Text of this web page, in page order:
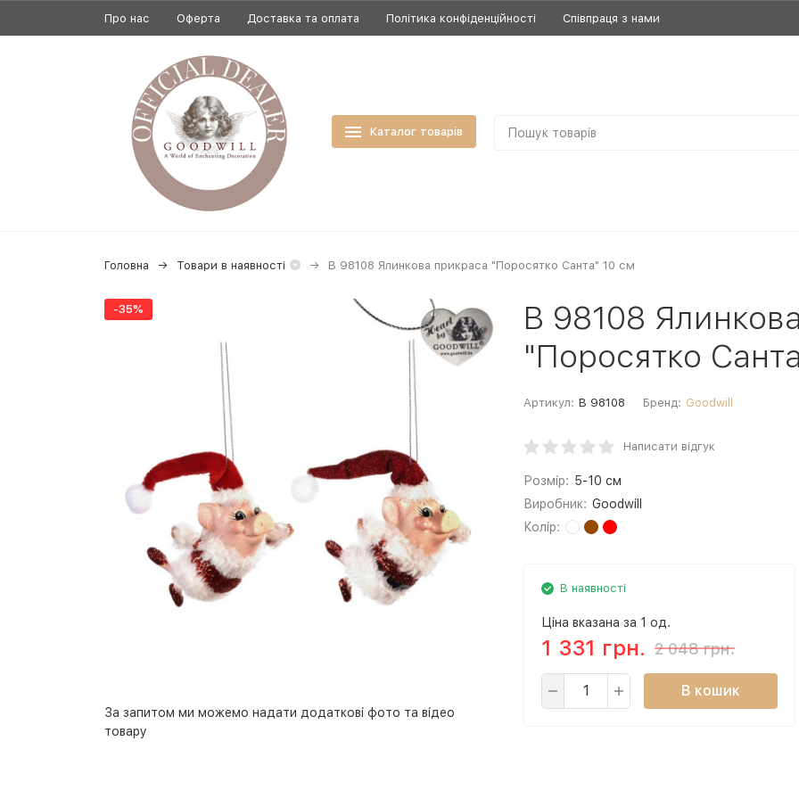
Про нас Оферта Доставка та оплата Політика конфіденційності Співпраця з нами
Каталог товарів
Головна Товари в наявності B 98108 Ялинкова прикраса "Поросятко Санта" 10 см
-35%
За запитом ми можемо надати додаткові фото та відео
товару
B 98108
"Поросятко
Артикул: B 98108 Бренд: Goodwill
Написати відгук
Розмір: 5-10 см
Виробник: Goodwill
Колір:
В наявності
Ціна вказана за 1 од.
1 331 грн. 2 048 грн.
В кошик